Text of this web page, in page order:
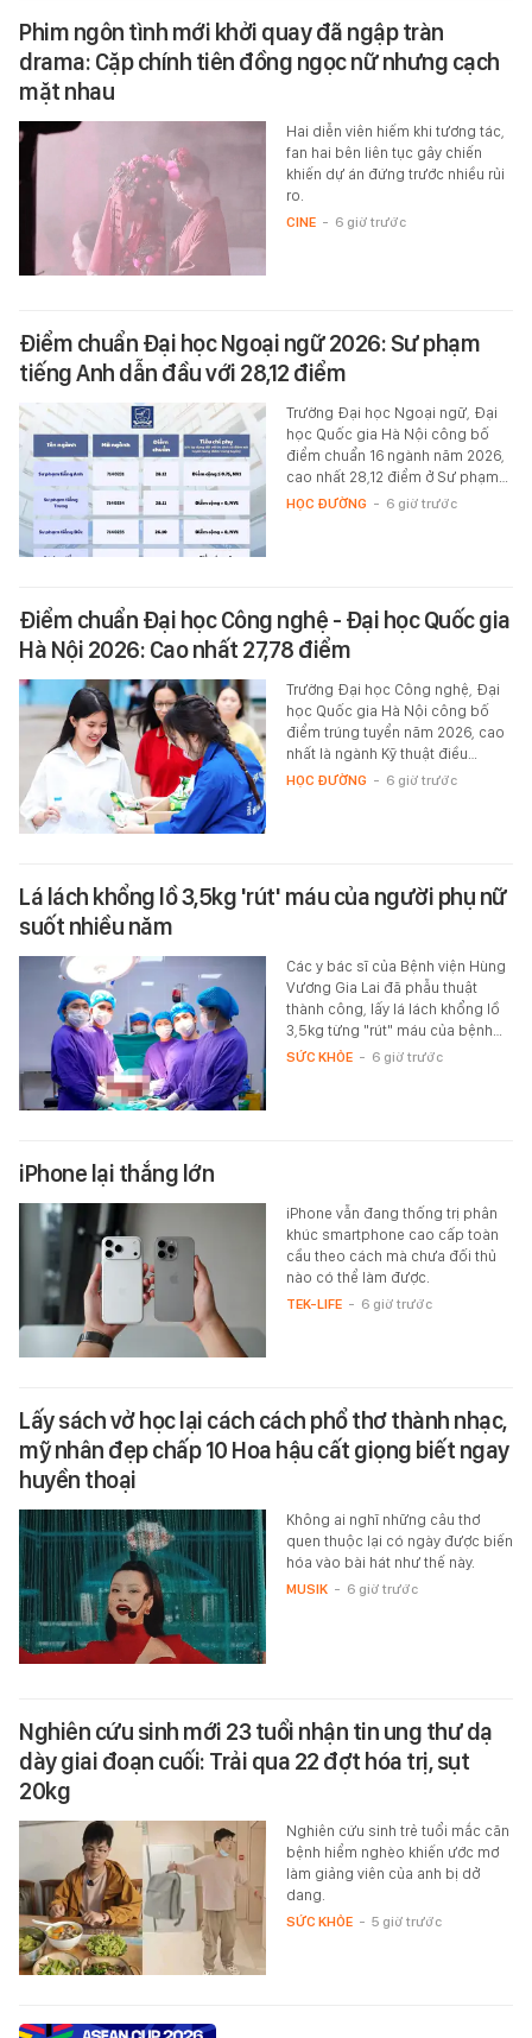
Phim ngôn tình mới khởi quay đã ngập tràn
drama: Cặp chính tiên đồng ngọc nữ nhưng cạch
mặt nhau
Hai diễn viên hiếm khi tương tác,
fan hai bên liên tục gây chiến
khiến dự án đứng trước nhiều rủi
ro.
CINE - 6 giờ trước
Điểm chuẩn Đại học Ngoại ngữ 2026: Sư phạm
tiếng Anh dẫn đầu với 28,12 điểm
Trường Đại học Ngoại ngữ, Đại
học Quốc gia Hà Nội công bố
điểm chuẩn 16 ngành năm 2026,
cao nhất 28,12 điểm ở Sư phạm…
HỌC ĐƯỜNG - 6 giờ trước
Điểm chuẩn Đại học Công nghệ - Đại học Quốc gia
Hà Nội 2026: Cao nhất 27,78 điểm
Trường Đại học Công nghệ, Đại
học Quốc gia Hà Nội công bố
điểm trúng tuyển năm 2026, cao
nhất là ngành Kỹ thuật điều…
HỌC ĐƯỜNG - 6 giờ trước
Lá lách khổng lồ 3,5kg 'rút' máu của người phụ nữ
suốt nhiều năm
Các y bác sĩ của Bệnh viện Hùng
Vương Gia Lai đã phẫu thuật
thành công, lấy lá lách khổng lồ
3,5kg từng "rút" máu của bệnh…
SỨC KHỎE - 6 giờ trước
iPhone lại thắng lớn
iPhone vẫn đang thống trị phân
khúc smartphone cao cấp toàn
cầu theo cách mà chưa đối thủ
nào có thể làm được.
TEK-LIFE - 6 giờ trước
Lấy sách vở học lại cách cách phổ thơ thành nhạc,
mỹ nhân đẹp chấp 10 Hoa hậu cất giọng biết ngay
huyền thoại
Không ai nghĩ những câu thơ
quen thuộc lại có ngày được biến
hóa vào bài hát như thế này.
MUSIK - 6 giờ trước
Nghiên cứu sinh mới 23 tuổi nhận tin ung thư dạ
dày giai đoạn cuối: Trải qua 22 đợt hóa trị, sụt
20kg
Nghiên cứu sinh trẻ tuổi mắc căn
bệnh hiểm nghèo khiến ước mơ
làm giảng viên của anh bị dở
dang.
SỨC KHỎE - 5 giờ trước